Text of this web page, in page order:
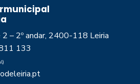
2 – 2º andar, 2400-118 Leiria
133